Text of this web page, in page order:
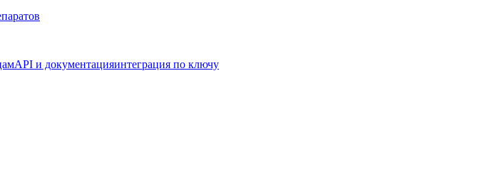
API и документацияинтеграция по ключу